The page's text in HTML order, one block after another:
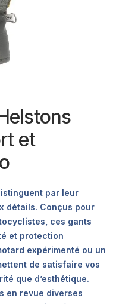
et
par leur
détails. Conçus pour
ces gants
et protection
expérimenté ou un
de satisfaire vos
que d’esthétique.
en revue diverses